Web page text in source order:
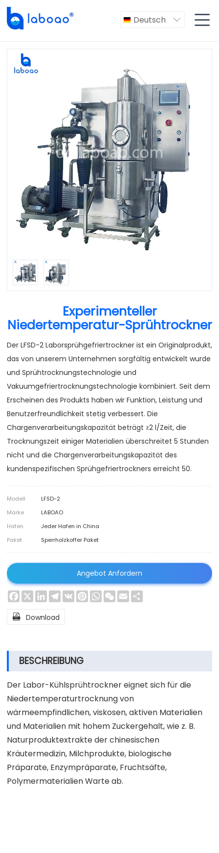
Deutsch  
Experimenteller
Niedertemperatur-Sprühtrockner
Der LFSD-2 Laborsprühgefriertrockner ist ein Originalprodukt,
das von unserem Unternehmen sorgfältig entwickelt wurde
und Sprühtrocknungstechnologie und
Vakuumgefriertrocknungstechnologie kombiniert. Seit dem
Erscheinen des Produkts haben wir Funktion, Leistung und
Benutzerfreundlichkeit stetig verbessert. Die
Chargenverarbeitungskapazität beträgt ≥2 l/Zeit, die
Trocknungszeit einiger Materialien überschreitet 5 Stunden
nicht und die Chargenverarbeitungskapazität des
kundenspezifischen Sprühgefriertrockners erreicht 50.
Modell
LFSD-2
Marke
LABOAO
Hafen
Jeder Hafen in China
Paket
Sperrholzkoffer Paket
Angebot Anfordern
Facebook
X LinkedInTelegram
VK PinterestWhatsApp
WeChat
Email
 Download
BESCHREIBUNG
Der Labor-Kühlsprühtrockner eignet sich für die
Niedertemperaturtrocknung von
wärmeempfindlichen, viskosen, aktiven Materialien
und Materialien mit hohem Zuckergehalt, wie z. B.
Naturproduktextrakte der chinesischen
Kräutermedizin, Milchprodukte, biologische
Präparate, Enzympräparate, Fruchtsäfte,
Polymermaterialien Warte ab.